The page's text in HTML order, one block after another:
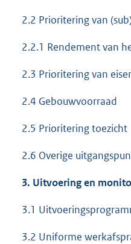
2.2 Prioritering van
2.2.1 Rendement van
2.3 Prioritering van
2.4 Gebouwvoorraad
2.5 Prioritering toezicht
2.6 Overige
3. Uitvoering en
3.1
3.2 Uniforme